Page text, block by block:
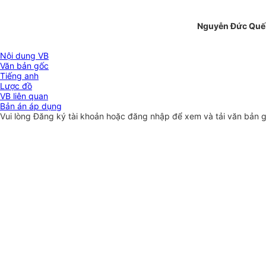
Nguyễn Đức Quế
Nội dung VB
Văn bản gốc
Tiếng anh
Lược đồ
VB liên quan
Bản án áp dụng
Vui lòngĐăng ký tài khoản hoặc đăng nhập để xem và tải văn bản